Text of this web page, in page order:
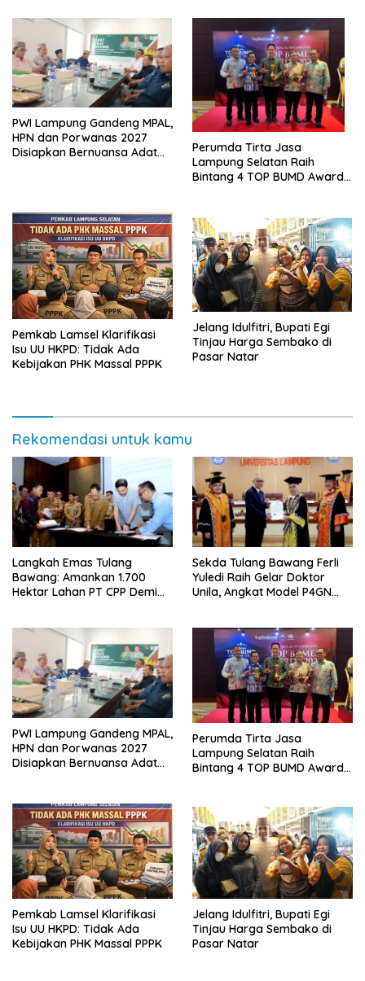
PWI Lampung Gandeng MPAL,
HPN dan Porwanas 2027
Disiapkan Bernuansa Adat
Perumda Tirta Jasa
Lampung Selatan Raih
Bintang 4 TOP BUMD Awards
Pemkab Lamsel Klarifikasi
Isu UU HKPD: Tidak Ada
Kebijakan PHK Massal PPPK
Jelang Idulfitri, Bupati Egi
Tinjau Harga Sembako di
Pasar Natar
Rekomendasi untuk kamu
Langkah Emas Tulang
Bawang: Amankan 1.700
Hektar Lahan PT CPP Demi
Sekda Tulang Bawang Ferli
Yuledi Raih Gelar Doktor
Unila, Angkat Model P4GN
PWI Lampung Gandeng MPAL,
HPN dan Porwanas 2027
Disiapkan Bernuansa Adat
Perumda Tirta Jasa
Lampung Selatan Raih
Bintang 4 TOP BUMD Awards
Pemkab Lamsel Klarifikasi
Isu UU HKPD: Tidak Ada
Kebijakan PHK Massal PPPK
Jelang Idulfitri, Bupati Egi
Tinjau Harga Sembako di
Pasar Natar